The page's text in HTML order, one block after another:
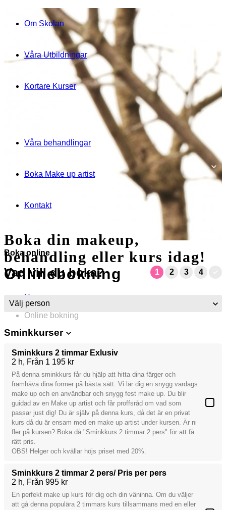
Om Skolan
Våra Utbildningar
Kortare Kurser
Våra behandlingar
Boka Make up artist
Kontakt
Boka din makeup,
behandling eller kurs idag!
Onlinebokning
Hem
/
Online bokning
Boka online
1 2 3 4
Vad vill du boka?
Sminkkurser
Sminkkurs 2 timmar Exlusiv
2 h
Från 1 195 kr
På denna sminkkurs får du hjälp att hitta dina färger och
framhäva dina former på bästa sätt. Vi lär dig en snygg vardags
make up och en användbar och snygg fest make up. Du blir
guidad av en Make up artist och får proffsråd om vad som
passar just dig! Du är själv på denna kurs, då det är en privat
kurs då du är ensam med en make up artist under kursen. Är ni
fler på kursen? Boka då "Sminkkurs 2 timmar 2 pers" för att få
rätt pris.
OBS! Helger och kvällar höjs priset med 20%.
Sminkkurs 2 timmar 2 pers/ Pris per pers
2 h
Från 995 kr
En perfekt make up kurs för dig och din väninna. Om du väljer
att gå denna populära 2 timmars kurs tillsammans med en eller